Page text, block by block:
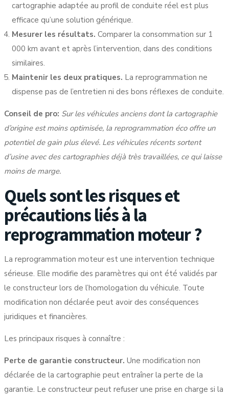
cartographie adaptée au profil de conduite réel est plus
efficace qu’une solution générique.
Mesurer les résultats. Comparer la consommation sur 1
000 km avant et après l’intervention, dans des conditions
similaires.
Maintenir les deux pratiques. La reprogrammation ne
dispense pas de l’entretien ni des bons réflexes de conduite.
Conseil de pro: Sur les véhicules anciens dont la cartographie
d’origine est moins optimisée, la reprogrammation éco offre un
potentiel de gain plus élevé. Les véhicules récents sortent
d’usine avec des cartographies déjà très travaillées, ce qui laisse
moins de marge.
Quels sont les risques et
précautions liés à la
reprogrammation moteur ?
La reprogrammation moteur est une intervention technique
sérieuse. Elle modifie des paramètres qui ont été validés par
le constructeur lors de l’homologation du véhicule. Toute
modification non déclarée peut avoir des conséquences
juridiques et financières.
Les principaux risques à connaître :
Perte de garantie constructeur. Une modification non
déclarée de la cartographie peut entraîner la perte de la
garantie. Le constructeur peut refuser une prise en charge si la